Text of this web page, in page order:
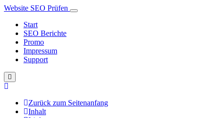
Website SEO Prüfen
Start
SEO Berichte
Promo
Impressum
Support
Zurück zum Seitenanfang
Inhalt